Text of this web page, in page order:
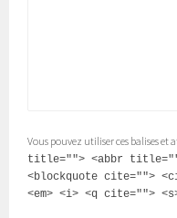
Vous pouvez utiliser ces balises et
title=""> <abbr
<blockquote cite="">
<em> <i> <q cite="">